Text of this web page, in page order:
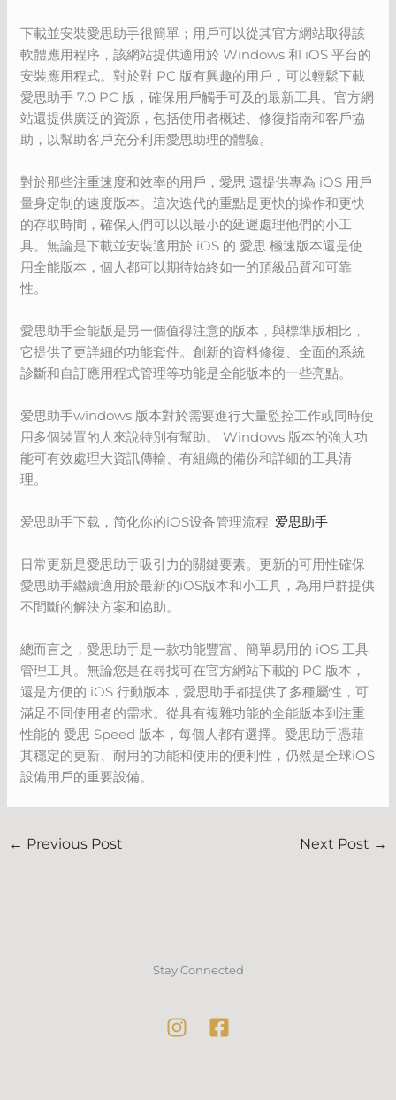
下載並安裝愛思助手很簡單；用戶可以從其官方網站取得該
軟體應用程序，該網站提供適用於 Windows 和 iOS 平台的
安裝應用程式。對於對 PC 版有興趣的用戶，可以輕鬆下載
愛思助手 7.0 PC 版，確保用戶觸手可及的最新工具。官方網
站還提供廣泛的資源，包括使用者概述、修復指南和客戶協
助，以幫助客戶充分利用愛思助理的體驗。
對於那些注重速度和效率的用戶，愛思 還提供專為 iOS 用戶
量身定制的速度版本。這次迭代的重點是更快的操作和更快
的存取時間，確保人們可以以最小的延遲處理他們的小工
具。無論是下載並安裝適用於 iOS 的 愛思 極速版本還是使
用全能版本，個人都可以期待始終如一的頂級品質和可靠
性。
愛思助手全能版是另一個值得注意的版本，與標準版相比，
它提供了更詳細的功能套件。創新的資料修復、全面的系統
診斷和自訂應用程式管理等功能是全能版本的一些亮點。
爱思助手windows 版本對於需要進行大量監控工作或同時使
用多個裝置的人來說特別有幫助。 Windows 版本的強大功
能可有效處理大資訊傳輸、有組織的備份和詳細的工具清
理。
爱思助手下载，简化你的iOS设备管理流程: 爱思助手
日常更新是愛思助手吸引力的關鍵要素。更新的可用性確保
愛思助手繼續適用於最新的iOS版本和小工具，為用戶群提供
不間斷的解決方案和協助。
總而言之，愛思助手是一款功能豐富、簡單易用的 iOS 工具
管理工具。無論您是在尋找可在官方網站下載的 PC 版本，
還是方便的 iOS 行動版本，愛思助手都提供了多種屬性，可
滿足不同使用者的需求。從具有複雜功能的全能版本到注重
性能的 愛思 Speed 版本，每個人都有選擇。愛思助手憑藉
其穩定的更新、耐用的功能和使用的便利性，仍然是全球iOS
設備用戶的重要設備。
← Previous Post Next Post →
Stay Connected